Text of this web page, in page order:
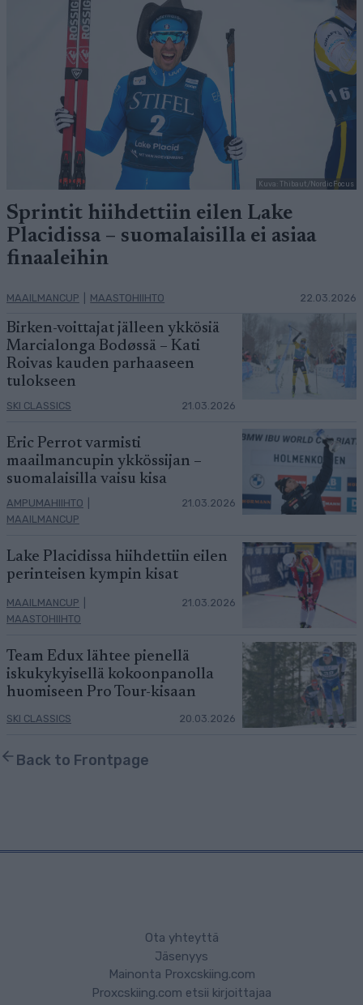
Kuva: Thibaut/NordicFocus
Sprintit hiihdettiin eilen Lake
Placidissa – suomalaisilla ei asiaa
finaaleihin
MAAILMANCUP MAASTOHIIHTO 22.03.2026
Birken-voittajat jälleen ykkösiä
Marcialonga Bodøssä – Kati
Roivas kauden parhaaseen
tulokseen
SKI CLASSICS 21.03.2026
Eric Perrot varmisti
maailmancupin ykkössijan –
suomalaisilla vaisu kisa
AMPUMAHIIHTO
MAAILMANCUP
21.03.2026
Lake Placidissa hiihdettiin eilen
perinteisen kympin kisat
MAAILMANCUP
MAASTOHIIHTO
21.03.2026
Team Edux lähtee pienellä
iskukykyisellä kokoonpanolla
huomiseen Pro Tour-kisaan
SKI CLASSICS 20.03.2026
Back to Frontpage
Ota yhteyttä
Jäsenyys
Mainonta Proxcskiing.com
Proxcskiing.com etsii kirjoittajaa